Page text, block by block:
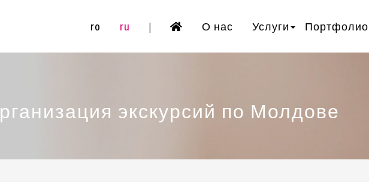
ro ru | О нас Услуги Портфолио
экскурсий по Молдове